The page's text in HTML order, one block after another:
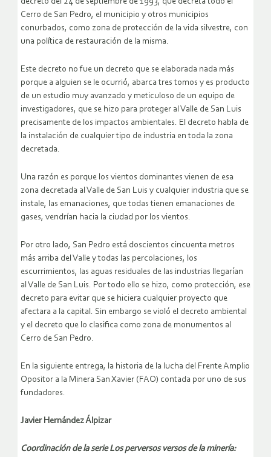
Cerro de San Pedro, el municipio y otros municipios
conurbados, como zona de protección de la vida silvestre, con
una política de restauración de la misma.
Este decreto no fue un decreto que se elaborada nada más
porque a alguien se le ocurrió, abarca tres tomos y es producto
de un estudio muy avanzado y meticuloso de un equipo de
investigadores, que se hizo para proteger al Valle de San Luis
precisamente de los impactos ambientales. El decreto habla de
la instalación de cualquier tipo de industria en toda la zona
decretada.
Una razón es porque los vientos dominantes vienen de esa
zona decretada al Valle de San Luis y cualquier industria que se
instale, las emanaciones, que todas tienen emanaciones de
gases, vendrían hacia la ciudad por los vientos.
Por otro lado, San Pedro está doscientos cincuenta metros
más arriba del Valle y todas las percolaciones, los
escurrimientos, las aguas residuales de las industrias llegarían
al Valle de San Luis. Por todo ello se hizo, como protección, ese
decreto para evitar que se hiciera cualquier proyecto que
afectara a la capital. Sin embargo se violó el decreto ambiental
y el decreto que lo clasifica como zona de monumentos al
Cerro de San Pedro.
En la siguiente entrega, la historia de la lucha del Frente Amplio
Opositor a la Minera San Xavier (FAO) contada por uno de sus
fundadores.
Javier Hernández Álpizar
Coordinación de la serie Los perversos versos de la minería: